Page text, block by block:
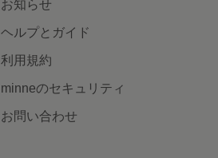
お知らせ
ヘルプとガイド
利用規約
minneのセキュリティ
お問い合わせ